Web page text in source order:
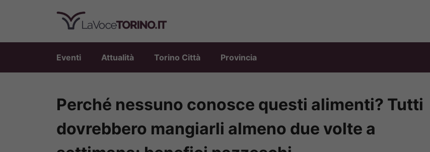
contenuto
Eventi Attualità Torino Città Provincia
Perché nessuno conosce questi alimenti? Tutti
dovrebbero mangiarli almeno due volte a